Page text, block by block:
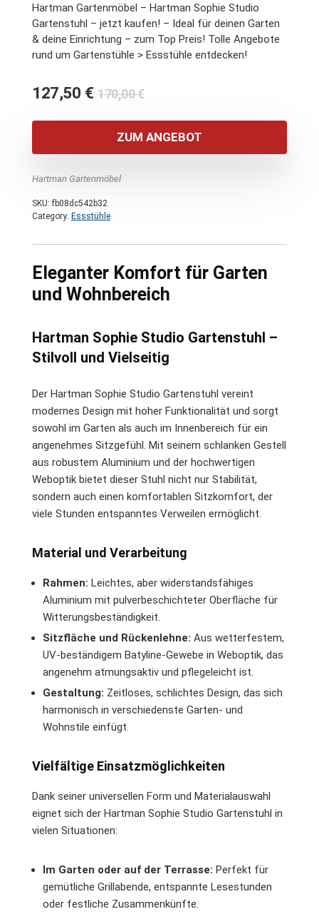
Hartman Gartenmöbel – Hartman Sophie Studio
Gartenstuhl – jetzt kaufen! – Ideal für deinen Garten
& deine Einrichtung – zum Top Preis! Tolle Angebote
rund um Gartenstühle > Essstühle entdecken!
170,00€Ursprünglicher
war:
170,00 €
127,50 €
Aktueller
ist:
127,50 €.
ZUM ANGEBOT
Hartman Gartenmöbel
SKU:fb08dc542b32
Category: Essstühle
Eleganter Komfort für Garten
und Wohnbereich
Hartman Sophie Studio Gartenstuhl –
Stilvoll und Vielseitig
Der Hartman Sophie Studio Gartenstuhl vereint
modernes Design mit hoher Funktionalität und sorgt
sowohl im Garten als auch im Innenbereich für ein
angenehmes Sitzgefühl. Mit seinem schlanken Gestell
aus robustem Aluminium und der hochwertigen
Weboptik bietet dieser Stuhl nicht nur Stabilität,
sondern auch einen komfortablen Sitzkomfort, der
viele Stunden entspanntes Verweilen ermöglicht.
Material und Verarbeitung
Rahmen: Leichtes, aber widerstandsfähiges
Aluminium mit pulverbeschichteter Oberfläche für
Witterungsbeständigkeit.
Sitzfläche und Rückenlehne: Aus wetterfestem,
UV-beständigem Batyline-Gewebe in Weboptik, das
angenehm atmungsaktiv und pflegeleicht ist.
Gestaltung: Zeitloses, schlichtes Design, das sich
harmonisch in verschiedenste Garten- und
Wohnstile einfügt.
Vielfältige Einsatzmöglichkeiten
Dank seiner universellen Form und Materialauswahl
eignet sich der Hartman Sophie Studio Gartenstuhl in
vielen Situationen:
Im Garten oder auf der Terrasse: Perfekt für
gemütliche Grillabende, entspannte Lesestunden
oder festliche Zusammenkünfte.